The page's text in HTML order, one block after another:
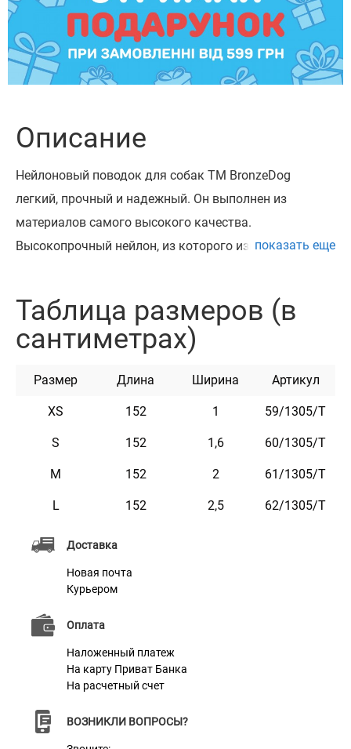
Доставка
Новая почта
Курьером
Оплата
Наложенный платеж
На карту Приват Банка
На расчетный счет
ВОЗНИКЛИ ВОПРОСЫ?
Описание
Нейлоновый поводок для собак ТМ BronzeDog
легкий, прочный и надежный. Он выполнен из
материалов самого высокого качества.
Высокопрочный нейлон, из которого изготовлен
Поводок изготовлен с вплетением светоотражающей
нити. Он укомплектован надежным металлическим
Этот поводок мягкий на ощупь, гибкий и не боится
воды. Он практичен и неприхотлив в уходе.
Доступен в черном, синем, красном, салатовом,
цветах.
Характеристики
Материал
Салатовый
Фурнитура
показать еще
Таблица размеров (в
сантиметрах)
Размер Длина Ширина Артикул
XS 152 1 59/1305/T
S 152 1,6 60/1305/Т
M 152 2 61/1305/Т
L 152 2,5 62/1305/Т